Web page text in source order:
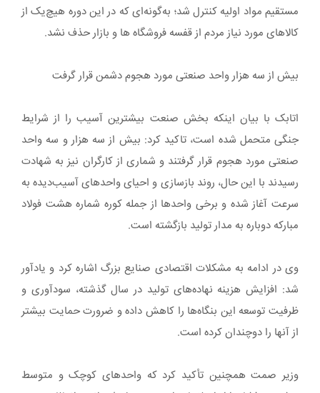
مستقیم مواد اولیه کنترل شد؛ به‌گونه‌ای که در این دوره هیچ‌یک از
کالاهای مورد نیاز مردم از قفسه فروشگاه ها و بازار حذف نشد.
بیش از سه هزار واحد صنعتی مورد هجوم دشمن قرار گرفت
اتابک با بیان اینکه بخش صنعت بیشترین آسیب را از شرایط
جنگی متحمل شده است، تاکید کرد: بیش از سه هزار و سه واحد
صنعتی مورد هجوم قرار گرفتند و شماری از کارگران نیز به شهادت
رسیدند با این حال، روند بازسازی و احیای واحدهای آسیب‌دیده به
سرعت آغاز شده و برخی واحدها از جمله کوره شماره هشت فولاد
مبارکه دوباره به مدار تولید بازگشته‌ است.
وی در ادامه به مشکلات اقتصادی صنایع بزرگ اشاره کرد و یادآور
شد: افزایش هزینه نهاده‌های تولید در سال گذشته، سودآوری و
ظرفیت توسعه این بنگاه‌ها را کاهش داده و ضرورت حمایت بیشتر
از آنها را دوچندان کرده است.
وزیر صمت همچنین تأکید کرد که واحدهای کوچک و متوسط